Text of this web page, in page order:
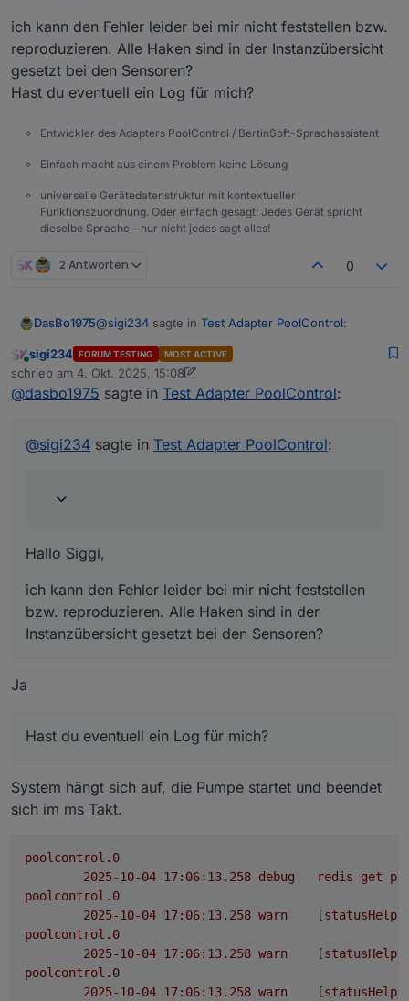
ich kann den Fehler leider bei mir nicht feststellen bzw.
reproduzieren. Alle Haken sind in der Instanzübersicht
gesetzt bei den Sensoren?
Hast du eventuell ein Log für mich?
Entwickler des Adapters PoolControl / BertinSoft-Sprachassistent
Einfach macht aus einem Problem keine Lösung
universelle Gerätedatenstruktur mit kontextueller
Funktionszuordnung. Oder einfach gesagt: Jedes Gerät spricht
dieselbe Sprache - nur nicht jedes sagt alles!
2 Antworten 0
DasBo1975@sigi234 sagte in Test Adapter PoolControl:
@dasbo1975
Aussensensor wird nicht erkannt:
Hallo Siggi,
ich kann den Fehler leider bei mir nicht feststellen
bzw. reproduzieren. Alle Haken sind in der
Online
sigi234 FORUM TESTING MOST ACTIVE
schrieb am 4. Okt. 2025, 15:08
zuletzt editiert von sigi23410. Apr. 2025, 17:25
@dasbo1975 sagte in Test Adapter PoolControl:
@sigi234 sagte in Test Adapter PoolControl:
Hallo Siggi,
ich kann den Fehler leider bei mir nicht feststellen
bzw. reproduzieren. Alle Haken sind in der
Instanzübersicht gesetzt bei den Sensoren?
Ja
Hast du eventuell ein Log für mich?
System hängt sich auf, die Pumpe startet und beendet
sich im ms Takt.
poolcontrol.0
debug redis get
poolcontrol.0
warn
	[
poolcontrol.0
warn
	[
poolcontrol.0
warn
	[